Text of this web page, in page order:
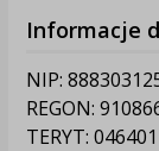
Informacje
NIP:
REGON:
TERYT: